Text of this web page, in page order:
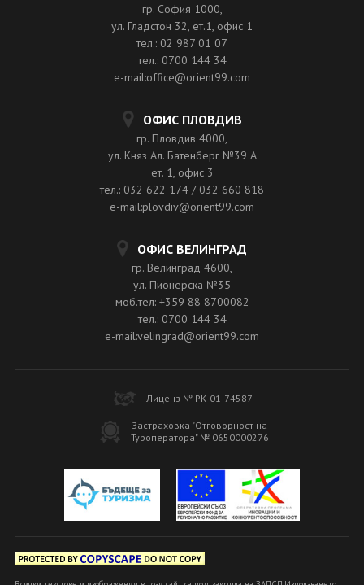
гр. София 1000,
ул. Гладстон 32, ет.1, офис 1
тел.: 02 987 01 07
тел.: 0700 144 34
e-mail:office@orient99.com
ОФИС ПЛОВДИВ
гр. Пловдив 4000,
ул. Княз Ал. Батенберг №39 A
ет. 1, офис 3
тел.: 032 622 174 / 032 660 818
e-mail:plovdiv@orient99.com
ОФИС ВЕЛИНГРАД
гр. Велинград 4600,
ул. Пионерска №35
моб.тел: +359 88 8700082
тел.: 0700 144 34
e-mail:velingrad@orient99.com
Лиценз № РК-01-74587
Застраховка "Отговорност на
Туроператора" № 0650000276